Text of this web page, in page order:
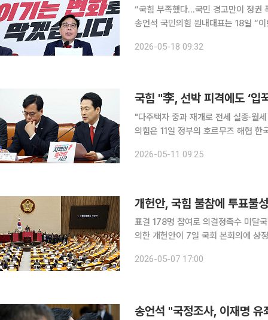
“국힘 부족했다…국민 경고만이 정권
송언석 국민의힘 원내대표는 18일 “
밝혔다. 송 원내대표는 이날 국회
2026-05-18 09:32
국힘 "李, 선박 피격에도 ‘입
"다주택자 중과 재개로 전세 실종·월세
의힘은 11일 정부의 호르무즈 해협
최고위원회의에서 "정부의 1차 조사
2026-05-11 09:25
개헌안, 국힘 불참에 투표불
표결 178명 참여로 의결정족수 미달국힘 “표심
의한 개헌안이 7일 국회 본회의에 상정
통과에는 재적의원(286명) 3분의 2
2026-05-07 17:00
송언석 "국정조사, 이재명